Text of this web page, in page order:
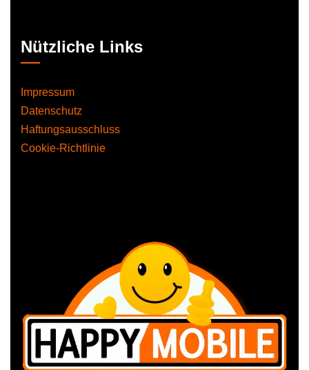
Nützliche Links
Impressum
Datenschutz
Haftungsausschluss
Cookie-Richtlinie